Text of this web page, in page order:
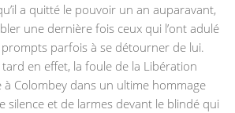
a quitté le pouvoir un an auparavant,
une dernière fois ceux qui l’ont adulé
parfois à se détourner de lui.
en effet, la foule de la Libération
à Colombey dans un ultime hommage
silence et de larmes devant le blindé qui